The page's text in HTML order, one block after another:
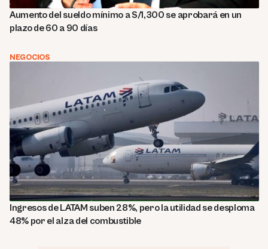
Aumento del sueldo mínimo a S/1,300 se aprobará en un
plazo de 60 a 90 días
NEGOCIOS
Ingresos de LATAM suben 28%, pero la utilidad se desploma
48% por el alza del combustible